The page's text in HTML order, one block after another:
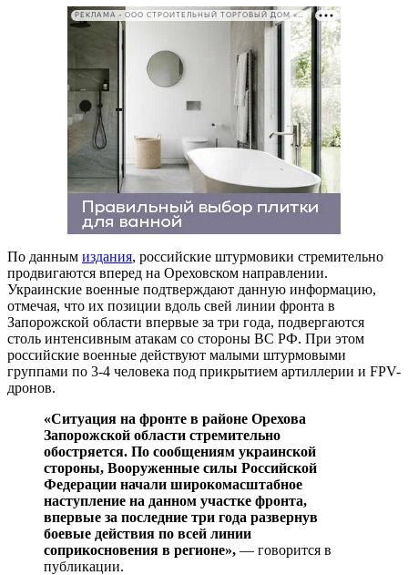
РЕКЛАМА • ООО СТРОИТЕЛЬНЫЙ ТОРГОВЫЙ ДОМ «ПЕТРОВИЧ». ИНН: 7802348846
По данным издания, российские штурмовики стремительно
продвигаются вперед на Ореховском направлении.
Украинские военные подтверждают данную информацию,
отмечая, что их позиции вдоль свей линии фронта в
Запорожской области впервые за три года, подвергаются
столь интенсивным атакам со стороны ВС РФ. При этом
российские военные действуют малыми штурмовыми
группами по 3-4 человека под прикрытием артиллерии и FPV-
дронов.
«Ситуация на фронте в районе Орехова
Запорожской области стремительно
обостряется. По сообщениям украинской
стороны, Вооруженные силы Российской
Федерации начали широкомасштабное
наступление на данном участке фронта,
впервые за последние три года развернув
боевые действия по всей линии
соприкосновения в регионе», — говорится в
публикации.